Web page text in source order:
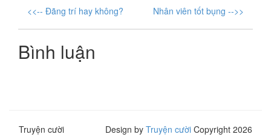
<<-- Đãng trí hay không? Nhân viên tốt bụng -->>
Bình luận
Truyện cười Design by Truyện cười Copyright 2026